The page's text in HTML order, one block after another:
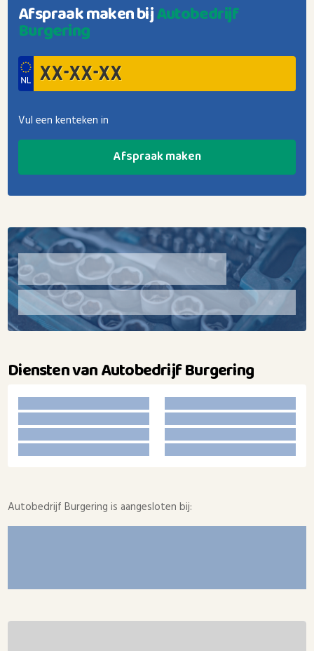
Afspraak maken bijAutobedrijf
Burgering
Vul een kenteken in
Afspraak maken
Diensten van Autobedrijf Burgering
Autobedrijf Burgering is aangesloten bij: